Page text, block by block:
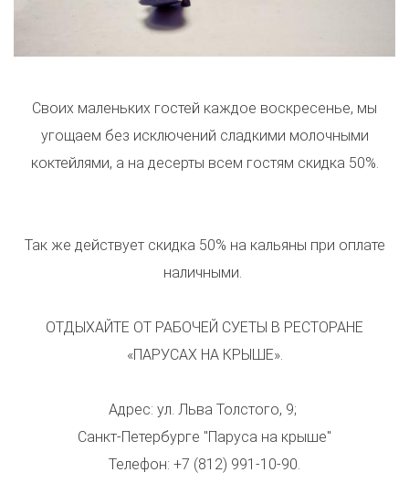
Своих маленьких гостей каждое воскресенье, мы
угощаем без исключений сладкими молочными
коктейлями, а на десерты всем гостям скидка 50%.
Так же действует скидка 50% на кальяны при оплате
наличными.
ОТДЫХАЙТЕ ОТ РАБОЧЕЙ СУЕТЫ В РЕСТОРАНЕ
«ПАРУСАХ НА КРЫШЕ».
Адрес: ул. Льва Толстого, 9;
Санкт-Петербурге "Паруса на крыше"
Телефон: +7 (812) 991-10-90.